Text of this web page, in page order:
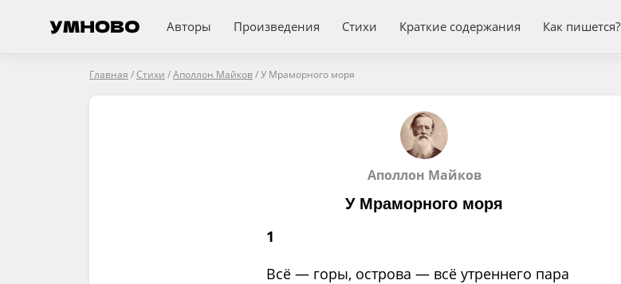
Авторы Произведения Стихи Краткие содержания Как пишется?
Главная /Стихи /Аполлон Майков/У Мраморного моря
Аполлон Майков
У Мраморного моря
1
Всё — горы, острова — всё утреннего пара